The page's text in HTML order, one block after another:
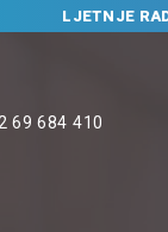
LJETNJE
69 684 410